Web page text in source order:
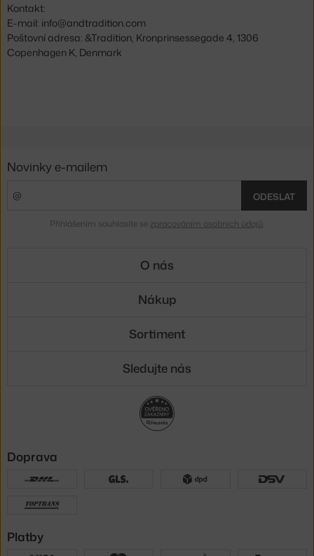
Kontakt:
E-mail: info@andtradition.com
Poštovní adresa: &Tradition, Kronprinsessegade 4, 1306
Copenhagen K, Denmark
Novinky e-mailem
ODESLAT
Přihlášením souhlasíte se zpracováním osobních údajů
O nás
Nákup
Sortiment
Sledujte nás
Doprava
Platby